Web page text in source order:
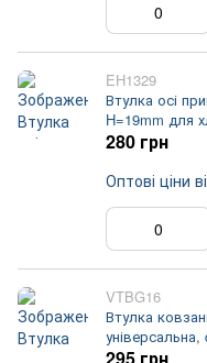
EH1329
Втулка осі
H=19mm для
280 грн
Оптові ціни
VTBG16
Втулка